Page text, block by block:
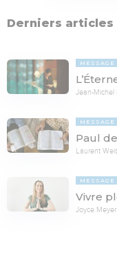
Derniers articles
MESSAGE
Jean-Michel
MESSAGE
Paul
Laurent
MESSAGE
Vivre
Joyce Meyer